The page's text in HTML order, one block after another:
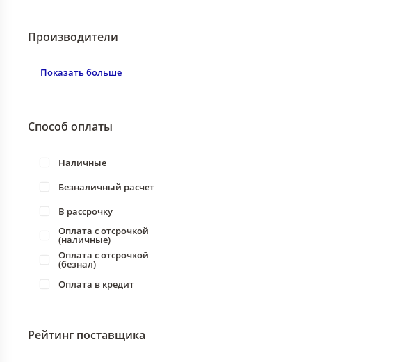
Производители
Показать больше
Способ оплаты
Наличные
Безналичный расчет
В рассрочку
Оплата с отсрочкой
(наличные)
Оплата с отсрочкой
(безнал)
Оплата в кредит
Рейтинг поставщика